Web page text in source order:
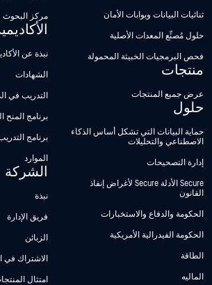
ثنائيات البيانات وبوابات الأمان
حلول مُصنِّع المعدات الأصلية
فحص البرمجيات الخبيثة المحمولة
منتجات
عرض جميع المنتجات
حلول
حماية البيانات التي تشكل أساس الذكاء
الاصطناعي والتحليلات
إدارة التصحيحات
Secure الأدلة Secure لأغراض إنفاذ
القانون
الحكومة والدفاع والاستخبارات
الحكومة الفيدرالية الأمريكية
الطاقة
الماليه
مركز البحوث
نبذة عن
الشهادات
التدريب في
برنامج المنح
برنامج
الموارد
الشركة
نبذة
فريق الإدارة
الزبائن
الاشتراك في
امتثال